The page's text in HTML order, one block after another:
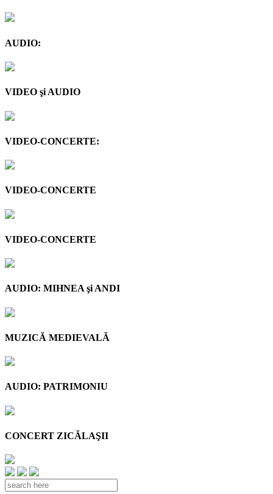
AUDIO:
VIDEO şi AUDIO
VIDEO-CONCERTE:
VIDEO-CONCERTE
VIDEO-CONCERTE
AUDIO: MIHNEA şi ANDI
MUZICĂ MEDIEVALĂ
AUDIO: PATRIMONIU
CONCERT ZICĂLAŞII